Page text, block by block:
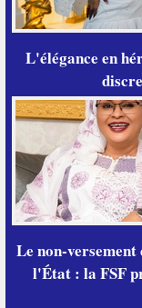
L'élégance en
Le non-versement
l'État : la FSF